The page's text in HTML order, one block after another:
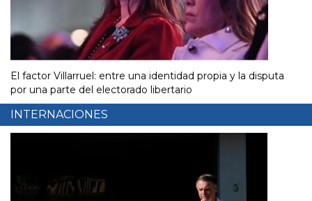
El factor Villarruel: entre una identidad propia y la disputa
por una parte del electorado libertario
INTERNACIONES